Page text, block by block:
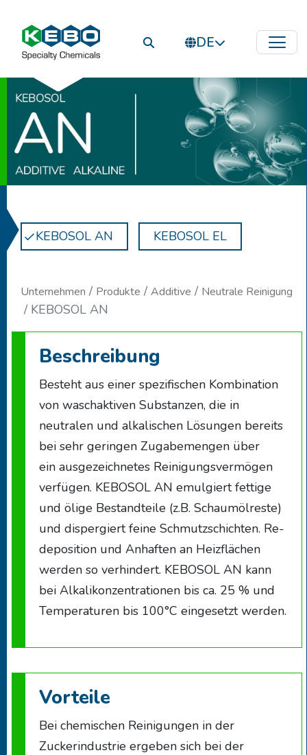
DE
KEBOSOL AN KEBOSOL EL
Unternehmen Produkte Additive Neutrale Reinigung
KEBOSOL AN
Beschreibung
Besteht aus einer spezifischen Kombination
von waschaktiven Substanzen, die in
neutralen und alkalischen Lösungen bereits
bei sehr geringen Zugabemengen über
ein ausgezeichnetes Reinigungsvermögen
verfügen. KEBOSOL AN emulgiert fettige
und ölige Bestandteile (z.B. Schaumölreste)
und dispergiert feine Schmutzschichten. Re-
deposition und Anhaften an Heizflächen
werden so verhindert. KEBOSOL AN kann
bei Alkalikonzentrationen bis ca. 25 % und
Temperaturen bis 100°C eingesetzt werden.
Vorteile
Bei chemischen Reinigungen in der
Zuckerindustrie ergeben sich bei der